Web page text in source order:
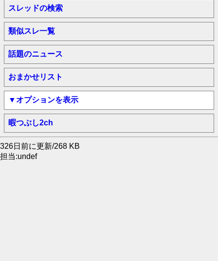
スレッドの検索
類似スレ一覧
話題のニュース
おまかせリスト
▼オプションを表示
暇つぶし2ch
326日前に更新/268 KB
担当:undef